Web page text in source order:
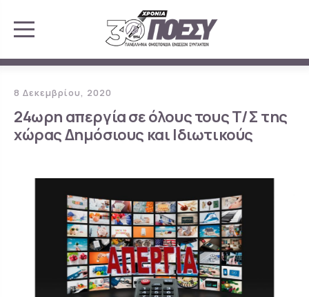
8 Δεκεμβρίου, 2020
24ωρη απεργία σε όλους τους Τ/Σ της
χώρας Δημόσιους και Ιδιωτικούς